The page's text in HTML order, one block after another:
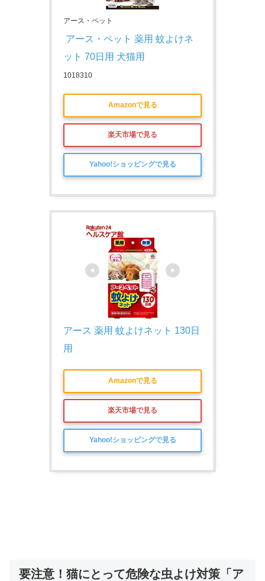
アース・ペット
ット 70日用 犬猫用
1018310
Amazonで見る
楽天市場で見る
Yahoo!ショッピングで見る
アース 薬用 蚊よけネット 130日
用
Amazonで見る
楽天市場で見る
Yahoo!ショッピングで見る
要注意！猫にとって危険な虫よけ対策「ア